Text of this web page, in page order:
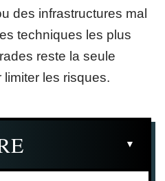
des infrastructures mal
techniques les plus
reste la seule
les risques.